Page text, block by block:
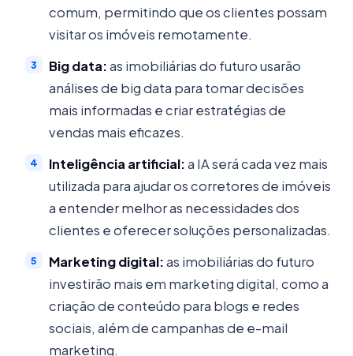
comum, permitindo que os clientes possam
visitar os imóveis remotamente.
Big data:as imobiliárias do futuro usarão
análises de big data para tomar decisões
mais informadas e criar estratégias de
vendas mais eficazes.
Inteligência artificial:a IA será cada vez mais
utilizada para ajudar os corretores de imóveis
a entender melhor as necessidades dos
clientes e oferecer soluções personalizadas.
Marketing digital:as imobiliárias do futuro
investirão mais em marketing digital, como a
criação de conteúdo para blogs e redes
sociais, além de campanhas de e-mail
marketing.